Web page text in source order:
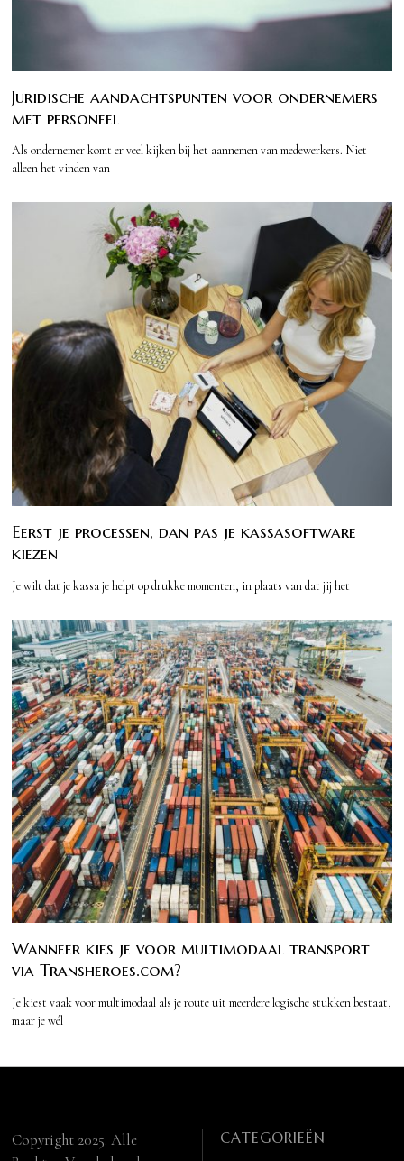
Juridische aandachtspunten voor ondernemers
met personeel
Als ondernemer komt er veel kijken bij het aannemen van medewerkers. Niet
alleen het vinden van
Eerst je processen, dan pas je kassasoftware
kiezen
Je wilt dat je kassa je helpt op drukke momenten, in plaats van dat jij het
Wanneer kies je voor multimodaal transport
via Transheroes.com?
Je kiest vaak voor multimodaal als je route uit meerdere logische stukken bestaat,
maar je wél
Copyright 2025. Alle
CATEGORIEËN